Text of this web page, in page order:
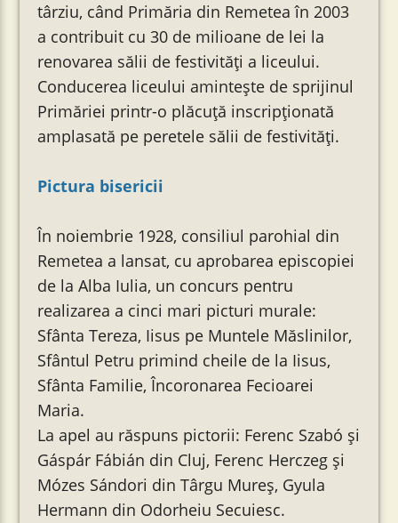
târziu, când Primăria din Remetea în 2003
a contribuit cu 30 de milioane de lei la
renovarea sălii de festivități a liceului.
Conducerea liceului amintește de sprijinul
Primăriei printr-o plăcuță inscripționată
amplasată pe peretele sălii de festivități.
Pictura bisericii
În noiembrie 1928, consiliul parohial din
Remetea a lansat, cu aprobarea episcopiei
de la Alba Iulia, un concurs pentru
realizarea a cinci mari picturi murale:
Sfânta Tereza, Iisus pe Muntele Măslinilor,
Sfântul Petru primind cheile de la Iisus,
Sfânta Familie, Încoronarea Fecioarei
Maria.
La apel au răspuns pictorii: Ferenc Szabó și
Gáspár Fábián din Cluj, Ferenc Herczeg și
Mózes Sándori din Târgu Mureș, Gyula
Hermann din Odorheiu Secuiesc.